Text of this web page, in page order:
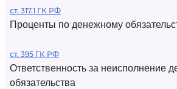
ст. 317.1 ГК РФ
Проценты по денежному
ст. 395 ГК РФ
Ответственность за неисполнение
обязательства